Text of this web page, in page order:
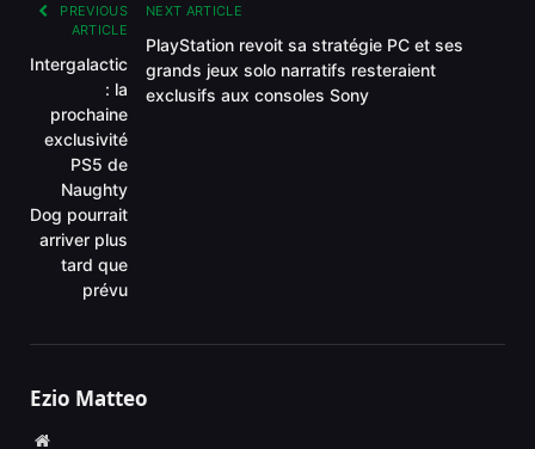
PREVIOUS
ARTICLE
Intergalactic
: la
prochaine
exclusivité
PS5 de
Naughty
Dog pourrait
arriver plus
tard que
prévu
NEXT ARTICLE
PlayStation revoit sa stratégie PC et ses
grands jeux solo narratifs resteraient
exclusifs aux consoles Sony
Ezio Matteo
Website